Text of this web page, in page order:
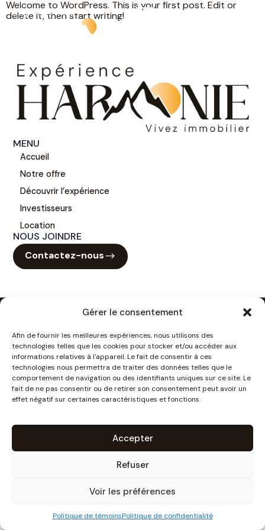
Gérer le consentement
Afin de fournir les meilleures expériences, nous utilisons des
technologies telles que les cookies pour stocker et/ou accéder aux
informations relatives à l'appareil. Le fait de consentir à ces
technologies nous permettra de traiter des données telles que le
comportement de navigation ou des identifiants uniques sur ce site. Le
fait de ne pas consentir ou de retirer son consentement peut avoir un
effet négatif sur certaines caractéristiques et fonctions.
Accepter
Refuser
Voir les préférences
Politique de témoinsPolitique de confidentialité
Welcome to WordPress. This is your first post. Edit or
delete it, then start writing!
MENU
Accueil
Notre offre
Découvrir l’expérience
Investisseurs
Location
NOUS JOINDRE
Contactez-nous
Politique de témoins (CA)
@2026, Tous droits réservés | Expérience Harmonie | Propulsé par par